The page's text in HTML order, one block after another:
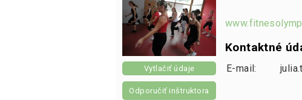
Vytlačiť údaje
Odporučiť inštruktora
Kontaktné
E-mail: